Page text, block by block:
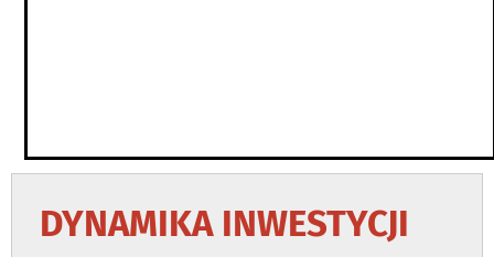
DYNAMIKA INWESTYCJI